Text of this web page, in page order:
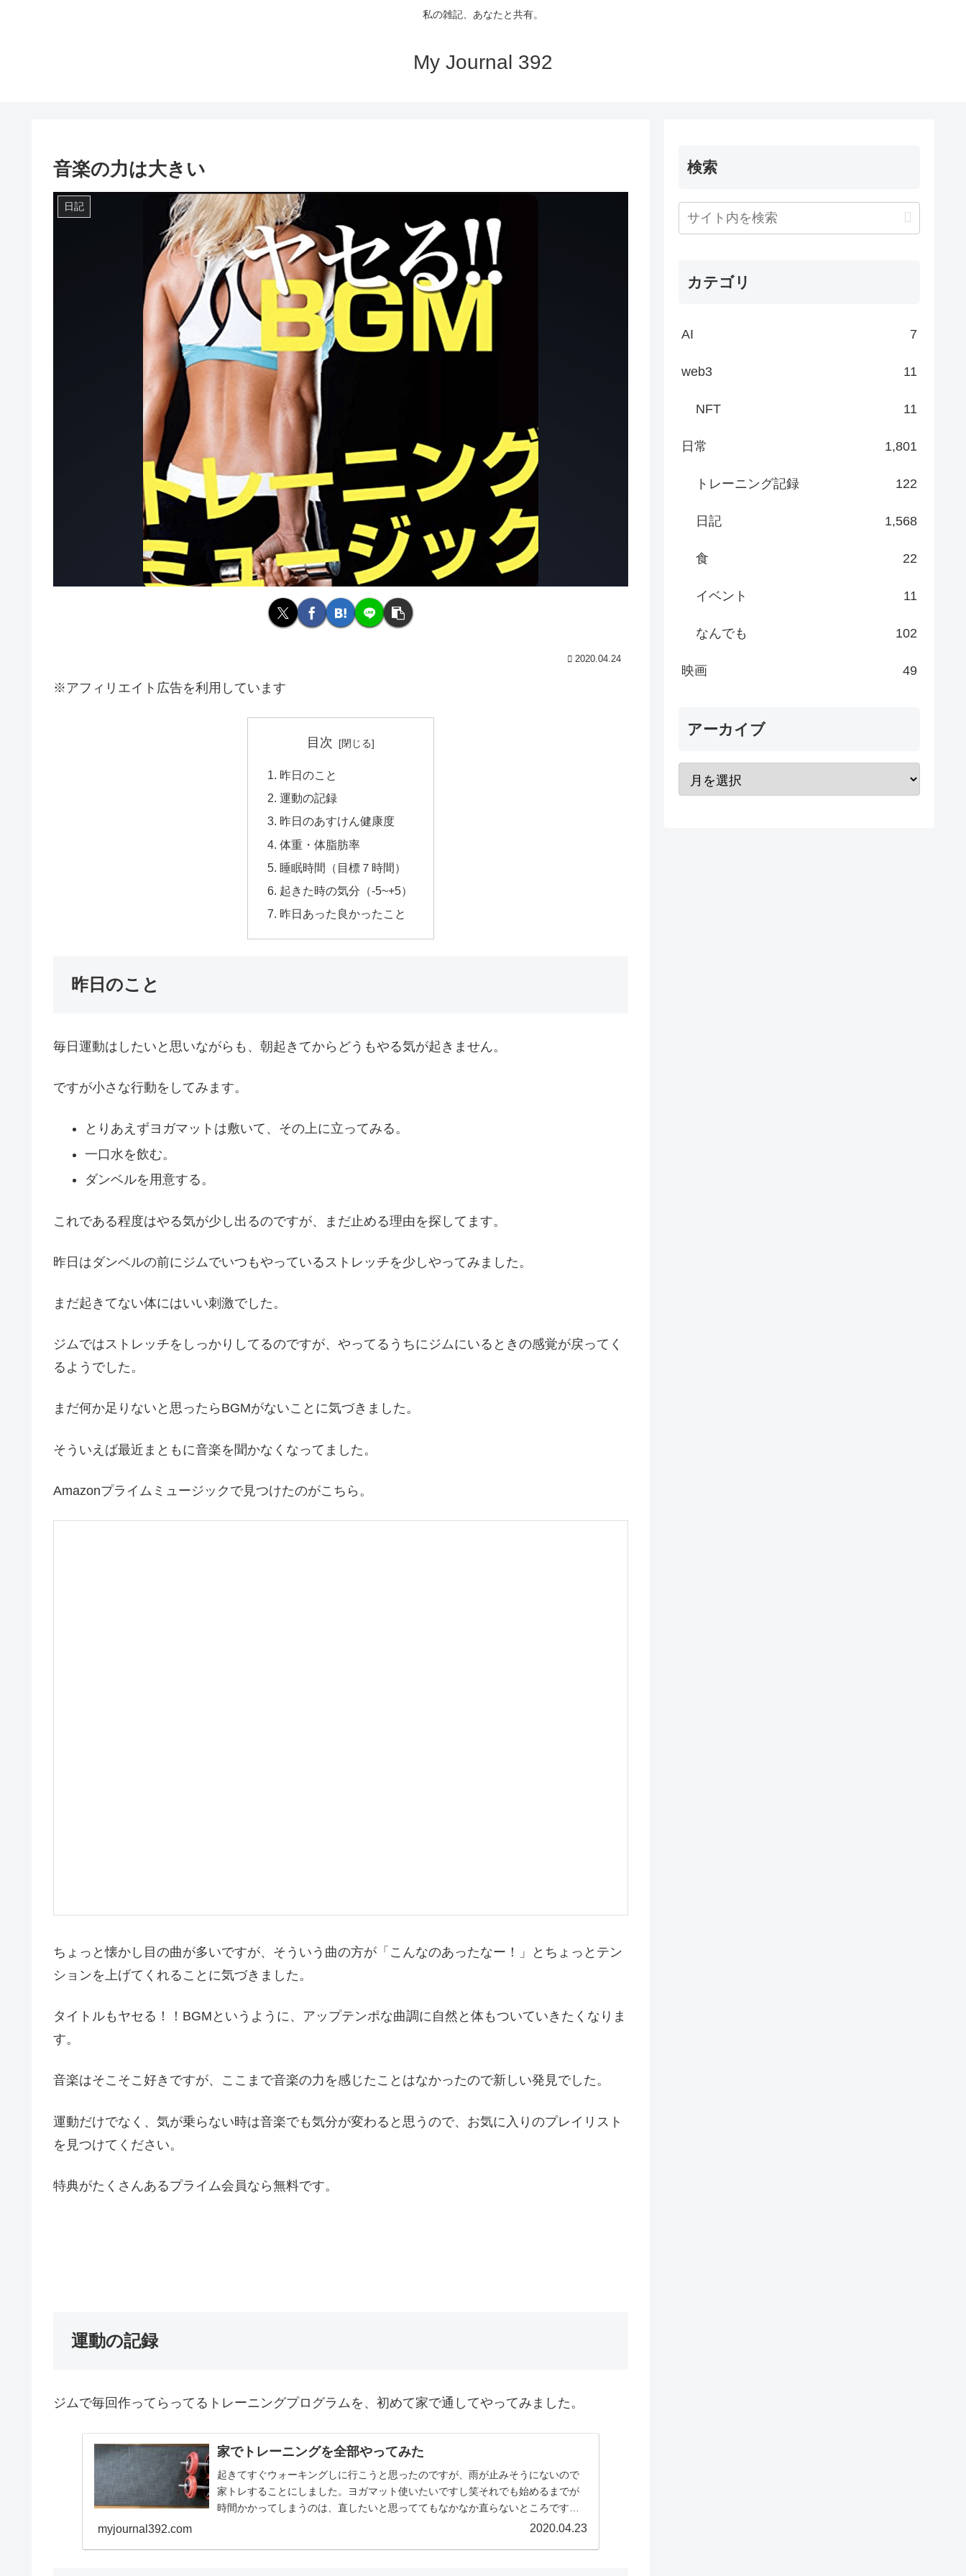
私の雑記、あなたと共有。
My Journal 392
音楽の力は大きい
日記
2020.04.24
※アフィリエイト広告を利用しています
目次
昨日のこと
運動の記録
昨日のあすけん健康度
体重・体脂肪率
睡眠時間（目標７時間）
起きた時の気分（-5~+5）
昨日あった良かったこと
昨日のこと
毎日運動はしたいと思いながらも、朝起きてからどうもやる気が起きません。
ですが小さな行動をしてみます。
とりあえずヨガマットは敷いて、その上に立ってみる。
一口水を飲む。
ダンベルを用意する。
これである程度はやる気が少し出るのですが、まだ止める理由を探してます。
昨日はダンベルの前にジムでいつもやっているストレッチを少しやってみました。
まだ起きてない体にはいい刺激でした。
ジムではストレッチをしっかりしてるのですが、やってるうちにジムにいるときの感覚が戻ってく
るようでした。
まだ何か足りないと思ったらBGMがないことに気づきました。
そういえば最近まともに音楽を聞かなくなってました。
Amazonプライムミュージックで見つけたのがこちら。
ちょっと懐かし目の曲が多いですが、そういう曲の方が「こんなのあったなー！」とちょっとテン
ションを上げてくれることに気づきました。
タイトルもヤセる！！BGMというように、アップテンポな曲調に自然と体もついていきたくなりま
す。
音楽はそこそこ好きですが、ここまで音楽の力を感じたことはなかったので新しい発見でした。
運動だけでなく、気が乗らない時は音楽でも気分が変わると思うので、お気に入りのプレイリスト
を見つけてください。
特典がたくさんあるプライム会員なら無料です。
運動の記録
ジムで毎回作ってらってるトレーニングプログラムを、初めて家で通してやってみました。
家でトレーニングを全部やってみた
起きてすぐウォーキングしに行こうと思ったのですが、雨が止みそうにないので
家トレすることにしました。ヨガマット使いたいですし笑それでも始めるまでが
時間かかってしまうのは、直したいと思っててもなかなか直らないところです。
myjournal392.com 2020.04.23
検索
カテゴリ
AI 7
web3 11
NFT 11
日常 1,801
トレーニング記録 122
日記 1,568
食 22
イベント 11
なんでも 102
映画 49
アーカイブ